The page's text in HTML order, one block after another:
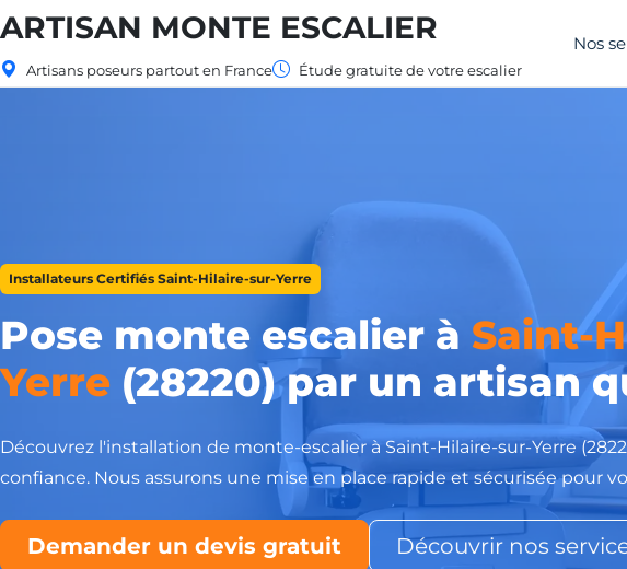
ARTISAN MONTE ESCALIER
Artisans poseurs partout en France Étude gratuite de votre escalier
Nos
Installateurs Certifiés Saint-Hilaire-sur-Yerre
Pose monte escalier à Saint-
Yerre (28220) par un artisan
Découvrez l'installation de monte-escalier à Saint-Hilaire-sur-Yerre
confiance. Nous assurons une mise en place rapide et sécurisée pour
Demander un devis gratuit Découvrir nos